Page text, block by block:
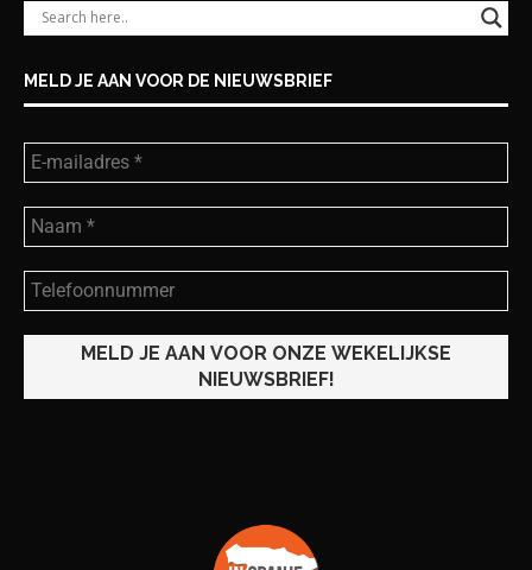
MELD JE AAN VOOR DE NIEUWSBRIEF